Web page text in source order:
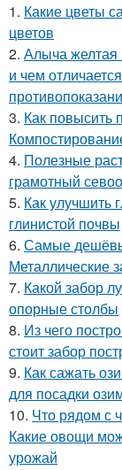
1. Какие цветы
цветов
2. Алыча желтая
и чем
3. Как повысить
4. Полезные
грамотный
5. Как улучшить
глинистой почвы
6. Самые
Металлические
7. Какой забор
опорные столбы
8. Из чего
стоит забор
9. Как сажать
для посадки
10. Что рядом с
Какие овощи
урожай